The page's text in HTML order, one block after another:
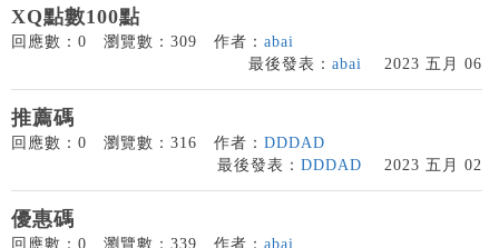
XQ點數100點
回應數：0 瀏覽數：309 作者： abai
最後發表： abai 2023 五月 06
推薦碼
回應數：0 瀏覽數：316 作者： DDDAD
最後發表： DDDAD 2023 五月 02
優惠碼
回應數：0 瀏覽數：339 作者： abai